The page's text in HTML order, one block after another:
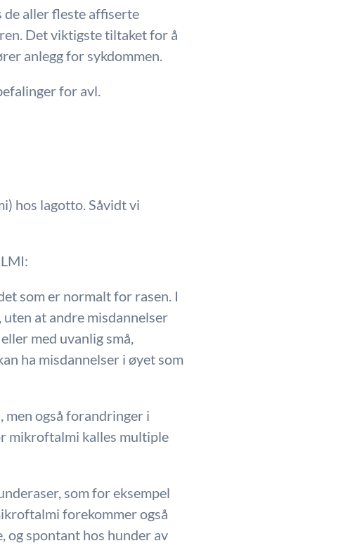
de aller fleste affiserte
Det viktigste tiltaket for å
anlegg for sykdommen.
for avl.
hos lagotto. Såvidt vi
som er normalt for rasen. I
at andre misdannelser
med uvanlig små,
ha misdannelser i øyet som
men også forandringer i
mikroftalmi kalles multiple
som for eksempel
forekommer også
og spontant hos hunder av